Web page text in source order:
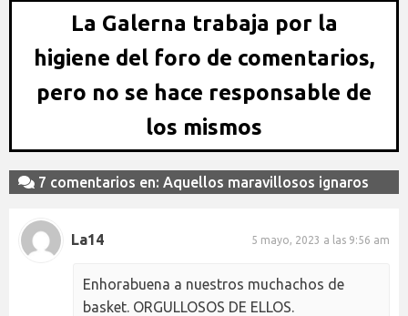
La Galerna trabaja por la
higiene del foro de comentarios,
pero no se hace responsable de
los mismos
7 comentarios en: Aquellos maravillosos ignaros
La14 5 mayo, 2023 a las 9:56 am
Enhorabuena a nuestros muchachos de
basket. ORGULLOSOS DE ELLOS.